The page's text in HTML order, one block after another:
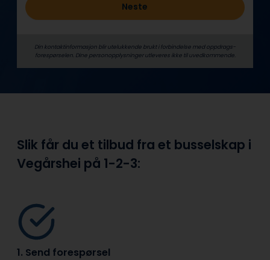
Neste
Din kontaktinformasjon blir utelukkende brukt i forbindelse med oppdrags­
forespørselen. Dine person­­opplysninger utleveres ikke til uvedkommende.
Slik får du et tilbud fra et busselskap i
Vegårshei på 1-2-3:
1. Send forespørsel